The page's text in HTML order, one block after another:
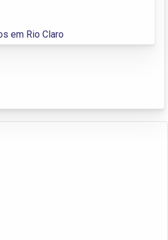
em Rio Claro